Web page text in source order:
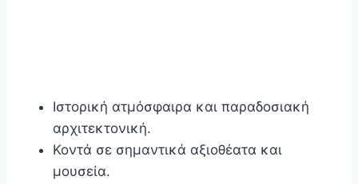
Ιστορική ατμόσφαιρα και παραδοσιακή
αρχιτεκτονική.
Κοντά σε σημαντικά αξιοθέατα και
μουσεία.